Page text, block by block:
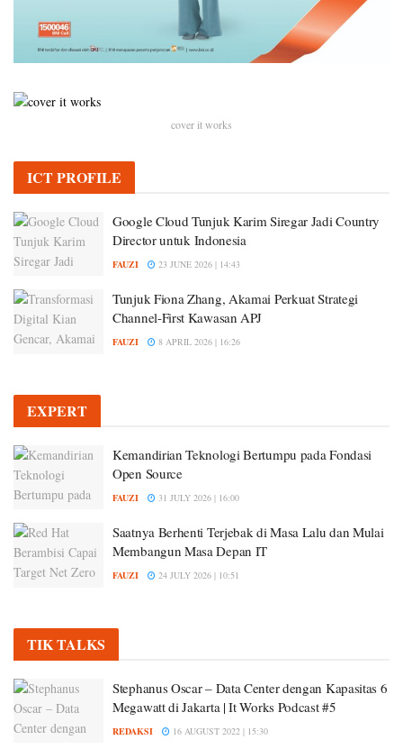
cover it works
ICT PROFILE
Google Cloud Tunjuk Karim Siregar Jadi Country
Director untuk Indonesia
FAUZI 23 JUNE 2026 | 14:43
Tunjuk Fiona Zhang, Akamai Perkuat Strategi
Channel-First Kawasan APJ
FAUZI 8 APRIL 2026 | 16:26
EXPERT
Kemandirian Teknologi Bertumpu pada Fondasi
Open Source
FAUZI 31 JULY 2026 | 16:00
Saatnya Berhenti Terjebak di Masa Lalu dan Mulai
Membangun Masa Depan IT
FAUZI 24 JULY 2026 | 10:51
TIK TALKS
Stephanus Oscar – Data Center dengan Kapasitas 6
Megawatt di Jakarta | It Works Podcast #5
REDAKSI 16 AUGUST 2022 | 15:30